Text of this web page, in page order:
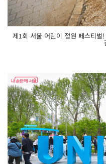
제1회 서울 어린이 정원 페스티